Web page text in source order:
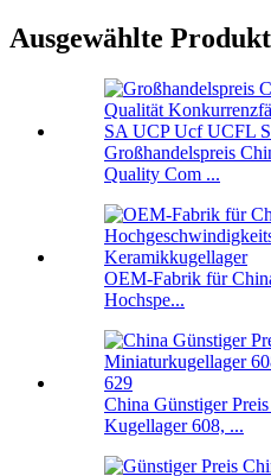
Ausgewählte
Großhandelspreis
Quality Com ...
OEM-Fabrik für
Hochspe...
China Günstiger
Kugellager 608, ...